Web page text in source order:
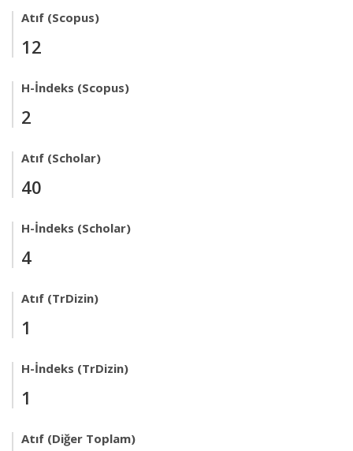
Atıf (Scopus)
12
H-İndeks (Scopus)
2
Atıf (Scholar)
40
H-İndeks (Scholar)
4
Atıf (TrDizin)
1
H-İndeks (TrDizin)
1
Atıf (Diğer Toplam)